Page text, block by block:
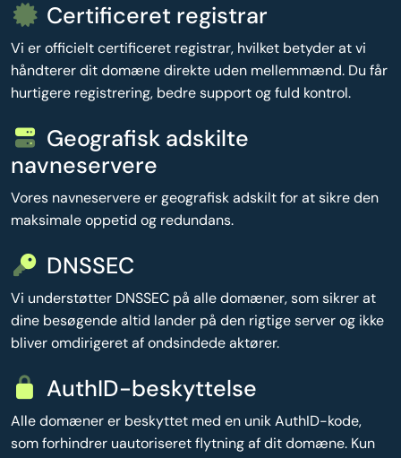
Certificeret registrar
Vi er officielt certificeret registrar, hvilket betyder at vi
håndterer dit domæne direkte uden mellemmænd. Du får
hurtigere registrering, bedre support og fuld kontrol.
Geografisk adskilte
navneservere
Vores navneservere er geografisk adskilt for at sikre den
maksimale oppetid og redundans.
DNSSEC
Vi understøtter DNSSEC på alle domæner, som sikrer at
dine besøgende altid lander på den rigtige server og ikke
bliver omdirigeret af ondsindede aktører.
AuthID-beskyttelse
Alle domæner er beskyttet med en unik AuthID-kode,
som forhindrer uautoriseret flytning af dit domæne. Kun